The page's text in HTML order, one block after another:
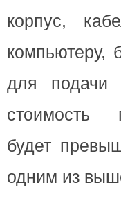
корпус,
компьютеру,
для подачи
стоимость
будет
одним из